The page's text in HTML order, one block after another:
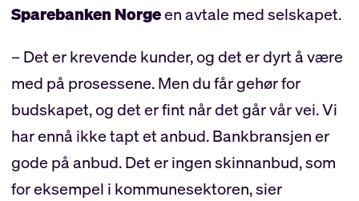
Sparebanken Norgeen avtale med selskapet.
– Det er krevende kunder, og det er dyrt å være
med på prosessene. Men du får gehør for
budskapet, og det er fint når det går vår vei. Vi
har ennå ikke tapt et anbud. Bankbransjen er
gode på anbud. Det er ingen skinnanbud, som
for eksempel i kommunesektoren, sier